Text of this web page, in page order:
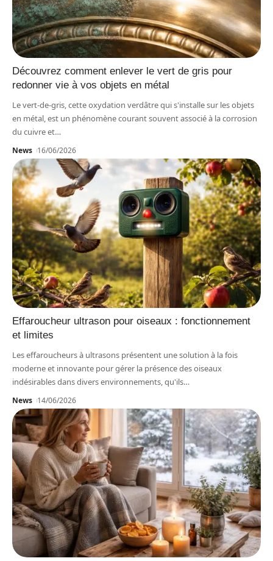
Découvrez comment enlever le vert de gris pour
redonner vie à vos objets en métal
Le vert-de-gris, cette oxydation verdâtre qui s'installe sur les objets
en métal, est un phénomène courant souvent associé à la corrosion
du cuivre et…
News 16/06/2026
Effaroucheur ultrason pour oiseaux : fonctionnement
et limites
Les effaroucheurs à ultrasons présentent une solution à la fois
moderne et innovante pour gérer la présence des oiseaux
indésirables dans divers environnements, qu'ils…
News 14/06/2026